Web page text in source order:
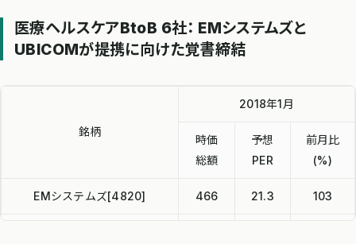
医療ヘルスケアBtoB 6社： EMシステムズと
UBICOMが提携に向けた覚書締結
銘柄
2018年1月
時価
総額
予想
PER
前月比
(%)
EMシステムズ[4820] 466 21.3 103